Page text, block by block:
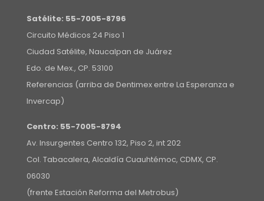
Satélite: 55-7005-8796
Circuito Médicos 24 Piso 1
Ciudad Satélite, Naucalpan de Juárez
Edo. de Mex., CP. 53100
Referencias (arriba de Dentimex entre La Esperanza e
Invercap)
Centro: 55-7005-8794
Av. Insurgentes Centro 132, Piso 2, int 202
Col. Tabacalera, Alcaldía Cuauhtémoc, CDMX, CP.
06030
(frente Estación Reforma del Metrobus)